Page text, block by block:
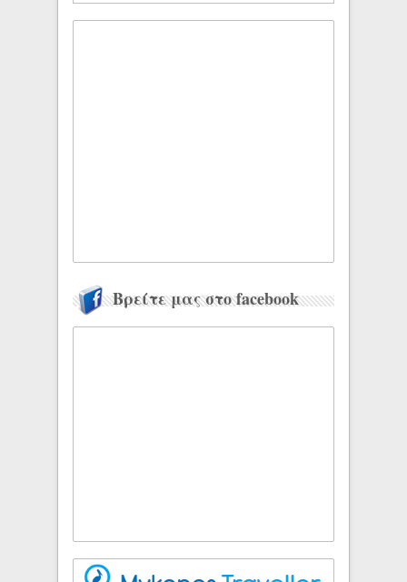
Βρείτε μας στο facebook